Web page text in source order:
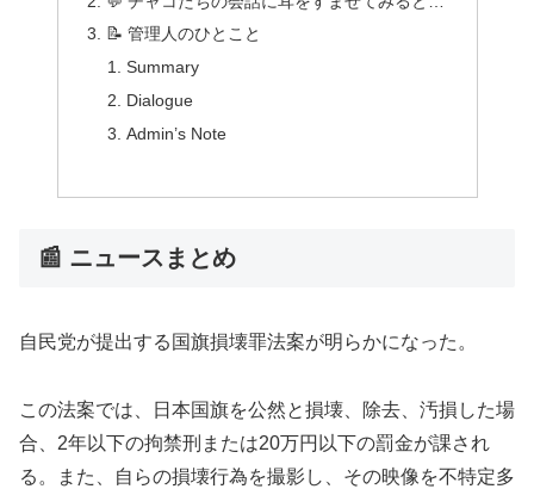
📝 管理人のひとこと
Summary
Dialogue
Admin’s Note
📰 ニュースまとめ
自民党が提出する国旗損壊罪法案が明らかになった。
この法案では、日本国旗を公然と損壊、除去、汚損した場
合、2年以下の拘禁刑または20万円以下の罰金が課され
る。また、自らの損壊行為を撮影し、その映像を不特定多